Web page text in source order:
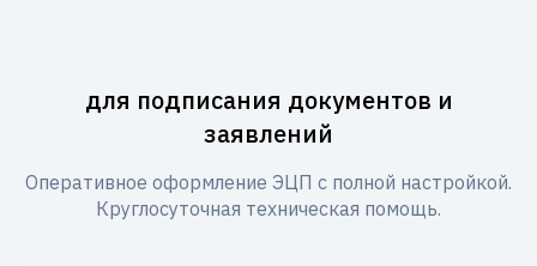
для подписания документов и
заявлений
Оперативное оформление ЭЦП с полной настройкой.
Круглосуточная техническая помощь.